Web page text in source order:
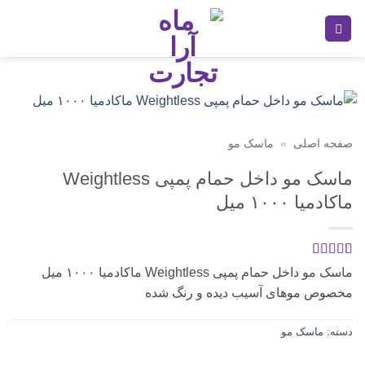
صفحه اصلی » ماسک مو
ماسک مو داخل حمام پمپی Weightless
ماکادمیا ۱۰۰۰ میل
امتیازدهی 5
از 5 در
امتیازدهی
ماسک مو داخل حمام پمپی Weightless ماکادمیا ۱۰۰۰ میل
مخصوص موهای آسیب دیده و رنگ شده
دسته: ماسک مو